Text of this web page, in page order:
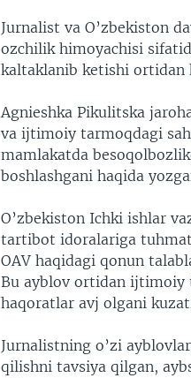
Jurnalist va O’zbekiston
ozchilik himoyachisi
kaltaklanib ketishi ortidan
Agnieshka Pikulitska
va ijtimoiy tarmoqdagi
mamlakatda
boshlashgani haqida
O’zbekiston Ichki ishlar
tartibot idoralariga
OAV haqidagi qonun
Bu ayblov ortidan ijtimoiy
haqoratlar avj olgani
Jurnalistning o’zi
qilishni tavsiya qilgan,